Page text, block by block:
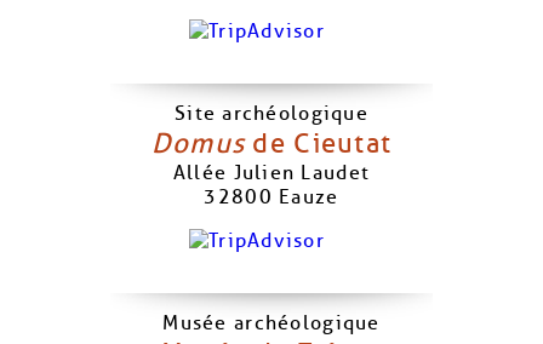
Site archéologique
Domusde Cieutat
Allée Julien Laudet
32800 Eauze
Musée archéologique